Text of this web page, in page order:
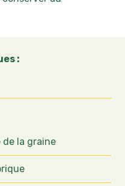
:
de la graine